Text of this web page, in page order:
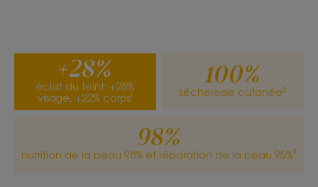
Senteur du contenu
Fleur de Tiaré
*95% de satisfaction (test d’usage consommateurs, 88 personnes après
+28%
éclat du teint: +28%
visage, +22% corps¹
100%
sécheresse cutanée²
98%
nutrition de la peau 98% et réparation de la peau 95%³